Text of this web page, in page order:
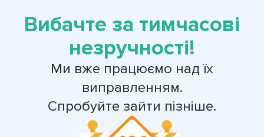
Вибачте за тимчасові
незручності!
Ми вже працюємо над їх
виправленням.
Спробуйте зайти пізніше.